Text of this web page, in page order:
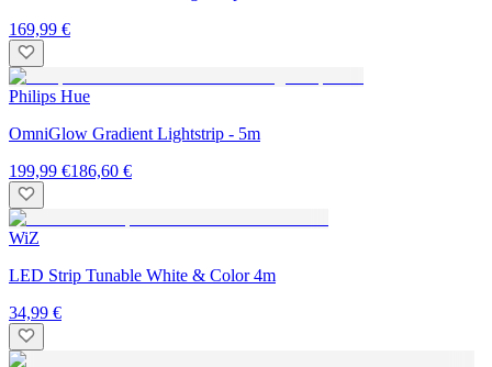
169,99 €
Philips Hue
OmniGlow Gradient Lightstrip - 5m
199,99 €186,60 €
WiZ
LED Strip Tunable White & Color 4m
34,99 €